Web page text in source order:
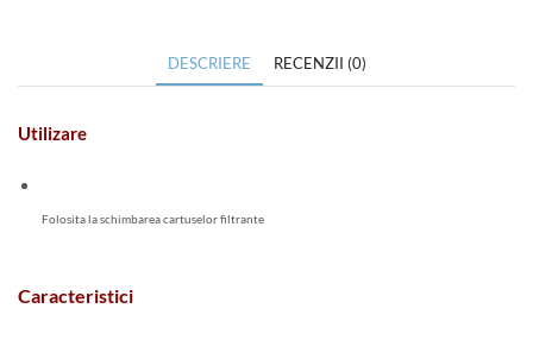
DESCRIERE RECENZII (0)
Utilizare
Folosita la schimbarea cartuselor filtrante
Caracteristici